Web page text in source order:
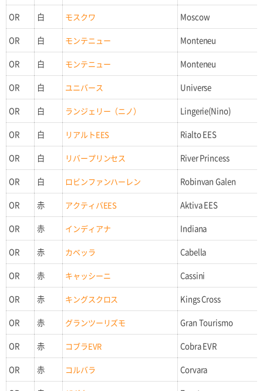
OR 白 モスクワ Moscow
OR 白 モンテニュー Monteneu
OR 白 モンテニュー Monteneu
OR 白 ユニバース Universe
OR 白 ランジェリー（ニノ） Lingerie(Nino)
OR 白 リアルトEES Rialto EES
OR 白 リバープリンセス River Princess
OR 白 ロビンファンハーレン Robinvan Galen
OR 赤 アクティバEES Aktiva EES
OR 赤 インディアナ Indiana
OR 赤 カベッラ Cabella
OR 赤 キャッシーニ Cassini
OR 赤 キングスクロス Kings Cross
OR 赤 グランツーリズモ Gran Tourismo
OR 赤 コブラEVR Cobra EVR
OR 赤 コルバラ Corvara